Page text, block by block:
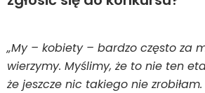
„My – kobiety – bardzo często za
wierzymy. Myślimy, że to nie ten
że jeszcze nic takiego nie